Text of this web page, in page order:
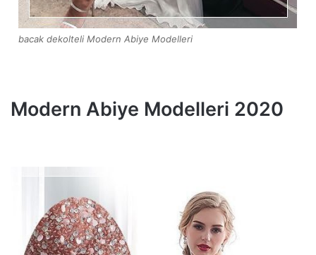
bacak dekolteli Modern Abiye Modelleri
Modern Abiye Modelleri 2020